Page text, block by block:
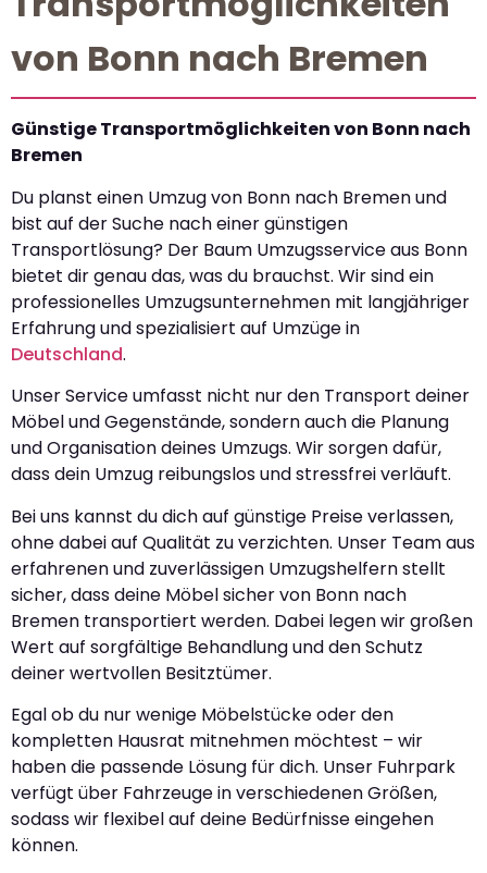
von Bonn nach Bremen
Günstige Transportmöglichkeiten von Bonn nach
Bremen
Du planst einen Umzug von Bonn nach Bremen und
bist auf der Suche nach einer günstigen
Transportlösung? Der Baum Umzugsservice aus Bonn
bietet dir genau das, was du brauchst. Wir sind ein
professionelles Umzugsunternehmen mit langjähriger
Erfahrung und spezialisiert auf Umzüge in
Deutschland.
Unser Service umfasst nicht nur den Transport deiner
Möbel und Gegenstände, sondern auch die Planung
und Organisation deines Umzugs. Wir sorgen dafür,
dass dein Umzug reibungslos und stressfrei verläuft.
Bei uns kannst du dich auf günstige Preise verlassen,
ohne dabei auf Qualität zu verzichten. Unser Team aus
erfahrenen und zuverlässigen Umzugshelfern stellt
sicher, dass deine Möbel sicher von Bonn nach
Bremen transportiert werden. Dabei legen wir großen
Wert auf sorgfältige Behandlung und den Schutz
deiner wertvollen Besitztümer.
Egal ob du nur wenige Möbelstücke oder den
kompletten Hausrat mitnehmen möchtest – wir
haben die passende Lösung für dich. Unser Fuhrpark
verfügt über Fahrzeuge in verschiedenen Größen,
sodass wir flexibel auf deine Bedürfnisse eingehen
können.